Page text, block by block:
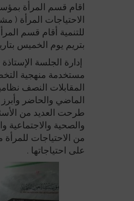
اقام قسم المرأة
الاحتياجات المرأة (
للتنمية أقام قسم
بتريم يوم الخميس بتاريخ
إدارة الجلسة
المقابلات النصف
الماضي والحاضر وأبرز
طرحت العديد من
والصحية والاجتماعية
من الاحتياجات
على احتياجاتها .